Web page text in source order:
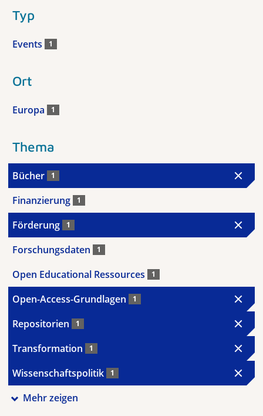
Typ
Events 1
Ort
Europa 1
Thema
Bücher 1
Finanzierung 1
Förderung 1
Forschungsdaten 1
Open Educational Ressources 1
Open-Access-Grundlagen 1
Repositorien 1
Transformation 1
Wissenschaftspolitik 1
Mehr zeigen